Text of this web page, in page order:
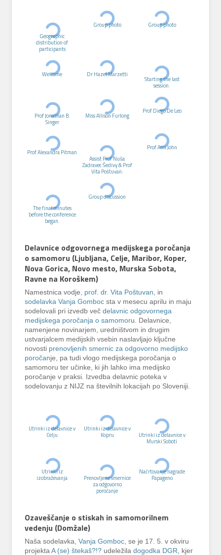
Geographic
distribution of
participants
Group photo Group photo
Welcome Dr Hazel Marzetti
Starting the last
session.
Prof Jonathan B.
Singer
Miss Allison Furlong
Prof Diego De Leo
Prof Alexandra Pitman
Assist Prof Nuša
Zadravec Šedivy & Prof
Vita Poštuvan:
Prof Ann John
The final minutes
before the conference
began.
Group discussion
Delavnice odgovornega medijskega poročanja
o samomoru (Ljubljana, Celje, Maribor, Koper,
Nova Gorica, Novo mesto, Murska Sobota,
Ravne na Koroškem)
Namestnica vodje, prof. dr. Vita Poštuvan , in
sodelavka Vanja Gomboc sta v mesecu aprilu in maju
sodelovali pri izvedb večdelavnic odgovornega
medijskega poročanja o samomoru. Delavnice,
namenjene novinarjem, uredništvom in drugim
ustvarjalcem medijskih vsebin naslavljajo ključne
novosti prenovljenih smernic za odgovorno medijsko
poročanje, pa tudi vlogo medijskega poročanja o
samomoru ter učinke, ki jih lahko ima medijsko
poročanje v praksi. Izvedba delavnic poteka v
sodelovanju z NIJZ na številnih lokacijah po Sloveniji.
Utrinki iz delavnice v
Celju
Utrinki iz delavnice v
Kopru
Utrinki iz delavnice v
Murski Soboti
Utrinki iz
izobraževanja
Prenovljene smernice
za odgovorno
poročanje
Načrtovanje nagrade
Papageno
Ozaveščanje o stiskah in samomorilnem
vedenju (Domžale)
Naša sodelavka,Vanja Gomboc , se je 17. 5. v okviru
projektaA (se) štekaš?!? udeležiladogodka DGR , kjer